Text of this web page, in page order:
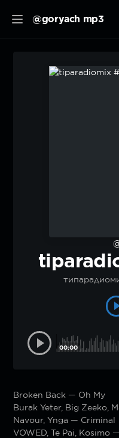
@goryach mp3
00:00
Broken Back — Oh My
Burak Yeter, Big Zeeko,
Navour, Ynga — Criminal
VOWED, Te Pai, Kosimo